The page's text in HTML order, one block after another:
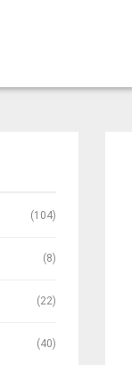
(104)
(8)
(22)
(40)